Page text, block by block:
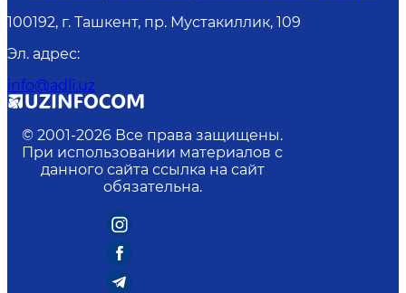
100192, г. Ташкент, пр. Мустакиллик, 109
Эл. адрес:
info@adli.uz
© 2001-2026 Все права защищены.
При использовании материалов с
данного сайта ссылка на сайт
обязательна.